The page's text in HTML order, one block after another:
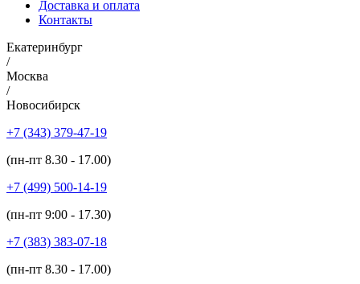
Доставка и оплата
Контакты
Екатеринбург
/
Москва
/
Новосибирск
+7 (343) 379-47-19
(пн-пт 8.30 - 17.00)
+7 (499) 500-14-19
(пн-пт 9:00 - 17.30)
+7 (383) 383-07-18
(пн-пт 8.30 - 17.00)